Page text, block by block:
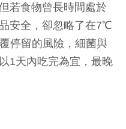
若食物曾長時間處於
安全，卻忽略了在7℃
停留的風險，細菌與
1天內吃完為宜，最晚